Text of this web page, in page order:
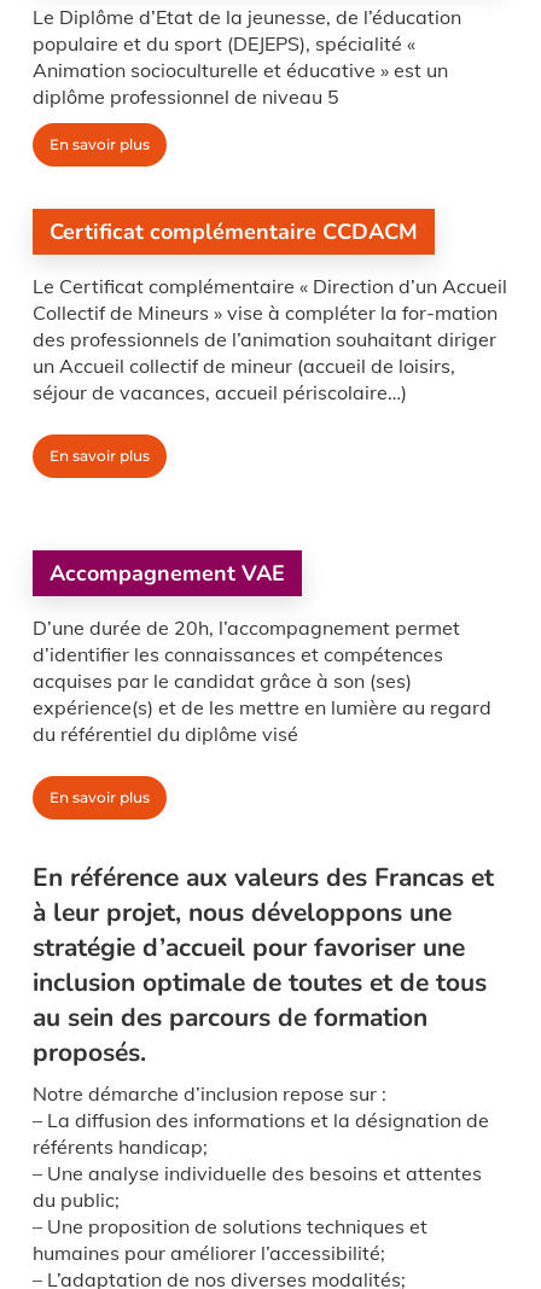
Le Diplôme d’Etat de la jeunesse, de l’éducation
populaire et du sport (DEJEPS), spécialité «
Animation socioculturelle et éducative » est un
diplôme professionnel de niveau 5
En savoir plus
Certificat complémentaire CCDACM
Le Certificat complémentaire « Direction d’un Accueil
Collectif de Mineurs » vise à compléter la for-mation
des professionnels de l’animation souhaitant diriger
un Accueil collectif de mineur (accueil de loisirs,
séjour de vacances, accueil périscolaire…)
En savoir plus
Accompagnement VAE
D’une durée de 20h, l’accompagnement permet
d’identifier les connaissances et compétences
acquises par le candidat grâce à son (ses)
expérience(s) et de les mettre en lumière au regard
du référentiel du diplôme visé
En savoir plus
En référence aux valeurs des Francas et
à leur projet, nous développons une
stratégie d’accueil pour favoriser une
inclusion optimale de toutes et de tous
au sein des parcours de formation
proposés.
Notre démarche d’inclusion repose sur :
– La diffusion des informations et la désignation de
référents handicap;
– Une analyse individuelle des besoins et attentes
du public;
– Une proposition de solutions techniques et
humaines pour améliorer l’accessibilité;
– L’adaptation de nos diverses modalités;